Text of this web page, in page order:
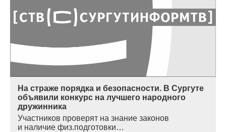
На страже порядка и безопасности. В Сургуте
объявили конкурс на лучшего народного
дружинника
Участников проверят на знание законов
и наличие физ.подготовки…